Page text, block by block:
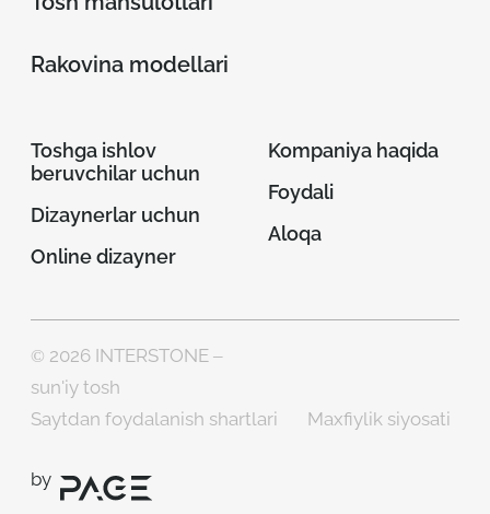
Rakovina modellari
Toshga ishlov
beruvchilar uchun
Dizaynerlar uchun
Online dizayner
Kompaniya haqida
Foydali
Aloqa
© 2026 INTERSTONE –
sun'iy tosh
Saytdan foydalanish shartlari
Maxfiylik siyosati
by